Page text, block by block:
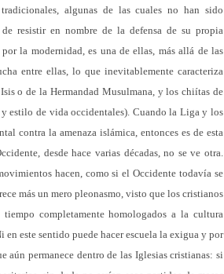
algunas de las cuales no han sido
resistir en nombre de la defensa de su propia
la modernidad, es una de ellas, más allá de las
entre ellas, lo que inevitablemente caracteriza
o de la Hermandad Musulmana, y los chiítas de
estilo de vida occidentales). Cuando la Liga y los
contra la amenaza islámica, entonces es de esta
desde hace varias décadas, no se ve otra.
hacen, como si el Occidente todavía se
más un mero pleonasmo, visto que los cristianos
completamente homologados a la cultura
este sentido puede hacer escuela la exigua y por
permanece dentro de las Iglesias cristianas: si